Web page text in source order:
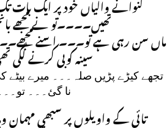
گنوانے والیاں خود پر ایک بات
تھیں۔۔۔۔تو نے مجھے
ماں سن رہی ہے تو۔۔۔ اسنے مجھے۔۔۔
سینہ کوبی کرنے لگی
تجھے کیڑے پڑیں صلہ۔۔۔ میرے
نا گئ۔۔۔
تائی کے واویلوں پر سبھی مہمان